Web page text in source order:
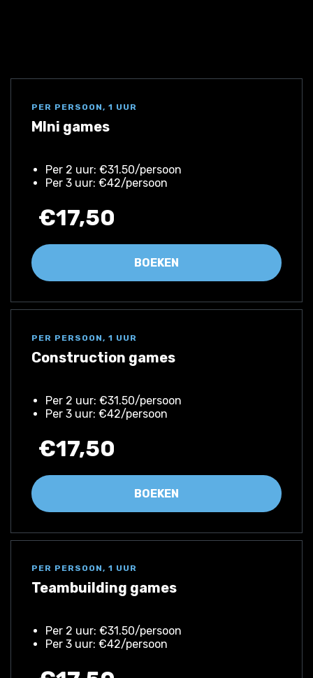
PER PERSOON, 1 UUR
MIni games
Per 2 uur: €31.50/persoon
Per 3 uur: €42/persoon
€17,50
BOEKEN
PER PERSOON, 1 UUR
Construction games
Per 2 uur: €31.50/persoon
Per 3 uur: €42/persoon
€17,50
BOEKEN
PER PERSOON, 1 UUR
Teambuilding games
Per 2 uur: €31.50/persoon
Per 3 uur: €42/persoon